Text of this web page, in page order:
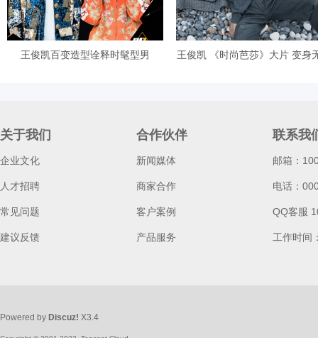
王俊凯百变造型诠释时髦型男 王俊凯 《时尚芭莎》大片 变身
关于我们
企业文化
人才招聘
常见问题
建议反馈
合作伙伴
新闻媒体
商家合作
客户案例
产品服务
联系我
邮箱：
电话：
QQ客服
工作时间
Powered by Discuz! X3.4